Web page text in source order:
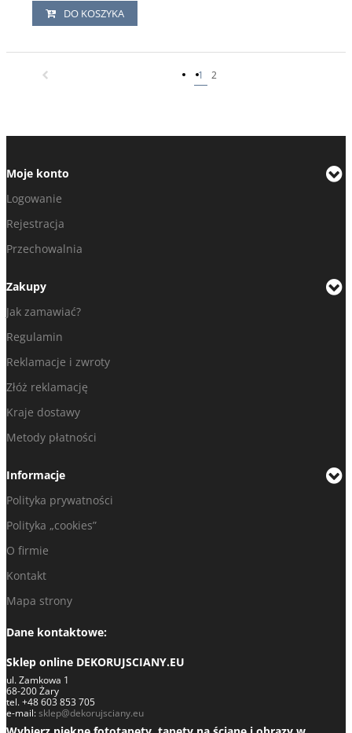
DO KOSZYKA
1 2
Moje konto
Logowanie
Rejestracja
Przechowalnia
Zakupy
Jak zamawiać?
Regulamin
Reklamacje i zwroty
Złóż reklamację
Kraje dostawy
Metody płatności
Informacje
Polityka prywatności
Polityka „cookies”
O firmie
Kontakt
Mapa strony
Dane kontaktowe:
Sklep online DEKORUJSCIANY.EU
ul. Zamkowa 1
68-200 Żary
tel. +48 603 853 705
e-mail:sklep@dekorujsciany.eu